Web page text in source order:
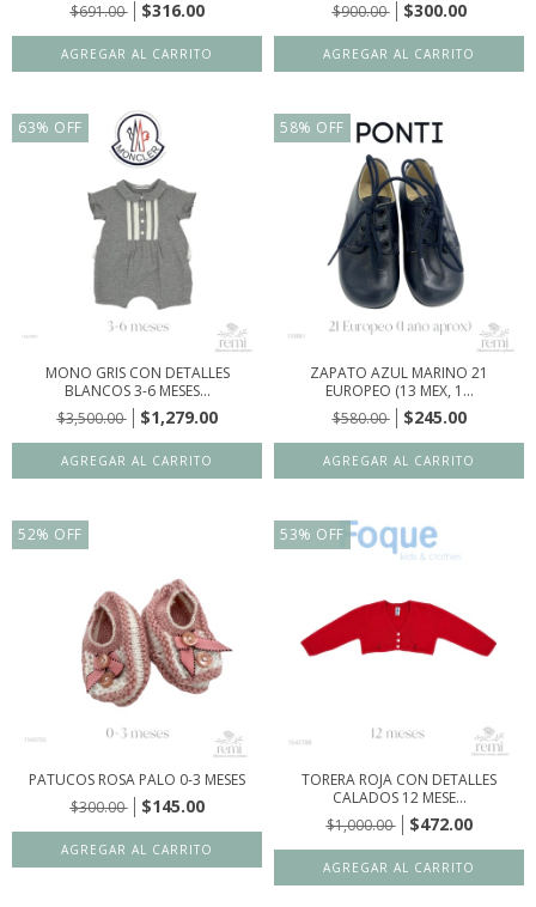
$691.00 $316.00 $900.00 $300.00
63% OFF
MONO GRIS CON DETALLES
BLANCOS 3-6 MESES...
$3,500.00
$1,279.00
58% OFF
ZAPATO AZUL MARINO 21
EUROPEO (13 MEX, 1...
$580.00
$245.00
52% OFF
PATUCOS ROSA PALO 0-3 MESES
$300.00
$145.00
53% OFF
TORERA ROJA CON DETALLES
CALADOS 12 MESE...
$1,000.00
$472.00